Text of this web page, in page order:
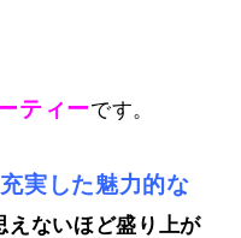
ティーです。
実した魅力的な
えないほど盛り上が